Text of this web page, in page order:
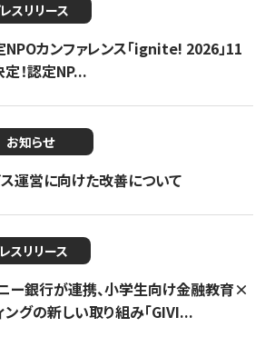
スリリース
カンファレンス「ignite! 2026」11
！認定NP...
お知らせ
運営に向けた改善について
スリリース
ー銀行が連携、小学生向け金融教育×
ングの新しい取り組み「GIVI...